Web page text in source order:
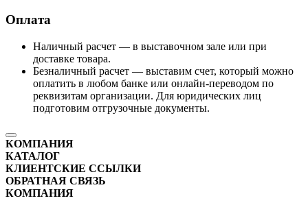
Оплата
Наличный расчет — в выставочном зале или при
доставке товара.
Безналичный расчет — выставим счет, который можно
оплатить в любом банке или онлайн-переводом по
реквизитам организации. Для юридических лиц
подготовим отгрузочные документы.
КОМПАНИЯ
КАТАЛОГ
КЛИЕНТСКИЕ ССЫЛКИ
ОБРАТНАЯ СВЯЗЬ
КОМПАНИЯ